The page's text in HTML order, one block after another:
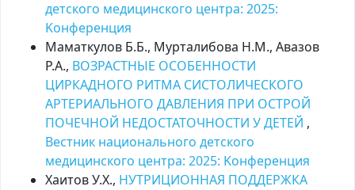
детского медицинского центра: 2025:
Kонференция
Маматкулов Б.Б., Мурталибова Н.М., Авазов
Р.А., ВОЗРАСТНЫЕ ОСОБЕННОСТИ
ЦИРКАДНОГО РИТМА СИСТОЛИЧЕСКОГО
АРТЕРИАЛЬНОГО ДАВЛЕНИЯ ПРИ ОСТРОЙ
ПОЧЕЧНОЙ НЕДОСТАТОЧНОСТИ У ДЕТЕЙ ,
Вестник национального детского
медицинского центра: 2025: Kонференция
Хаитов У.Х., НУТРИЦИОННАЯ ПОДДЕРЖКА